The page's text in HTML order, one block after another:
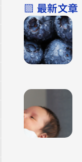
▧ 最新文章